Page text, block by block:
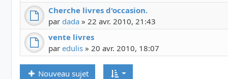
Cherche livres d'occasion.
par dada » 22 avr. 2010, 21:43
vente livres
par edulis » 20 avr. 2010, 18:07
Nouveau sujet